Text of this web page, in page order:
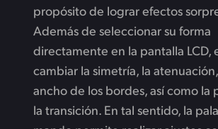
propósito de lograr efectos
Además de seleccionar su forma
directamente en la pantalla LCD,
cambiar la simetría, la
ancho de los bordes, así como la
la transición. En tal sentido, la